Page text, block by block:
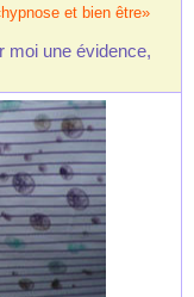
et bien être»
moi une évidence,